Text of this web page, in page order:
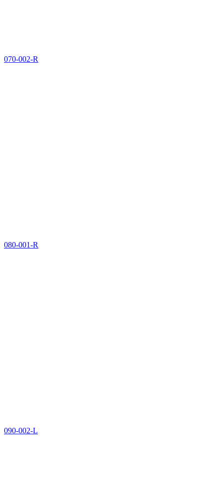
070-002-R
080-001-R
090-002-L